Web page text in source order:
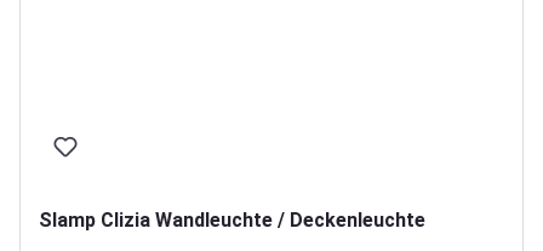
Slamp Clizia Wandleuchte / Deckenleuchte